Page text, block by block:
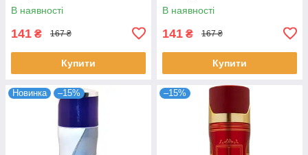
В наявності
141 ₴ 167 ₴
Купити
В наявності
141 ₴ 167 ₴
Купити
Новинка –15% –15%